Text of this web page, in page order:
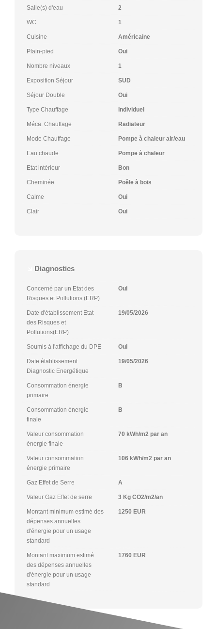
Salle(s) d'eau 2
WC 1
Cuisine Américaine
Plain-pied Oui
Nombre niveaux 1
Exposition Séjour SUD
Séjour Double Oui
Type Chauffage Individuel
Méca. Chauffage Radiateur
Mode Chauffage Pompe à chaleur air/eau
Eau chaude Pompe à chaleur
Etat intérieur Bon
Cheminée Poêle à bois
Calme Oui
Clair Oui
Diagnostics
Concerné par un Etat des
Risques et Pollutions (ERP)
Oui
Date d'établissement Etat
des Risques et
Pollutions(ERP)
19/05/2026
Soumis à l'affichage du DPE Oui
Date établissement
Diagnostic Energétique
19/05/2026
Consommation énergie
primaire
B
Consommation énergie
finale
B
Valeur consommation
énergie finale
70 kWh/m2 par an
Valeur consommation
énergie primaire
106 kWh/m2 par an
Gaz Effet de Serre A
Valeur Gaz Effet de serre 3 Kg CO2/m2/an
Montant minimum estimé des
dépenses annuelles
d'énergie pour un usage
standard
1250 EUR
Montant maximum estimé
des dépenses annuelles
d'énergie pour un usage
standard
1760 EUR